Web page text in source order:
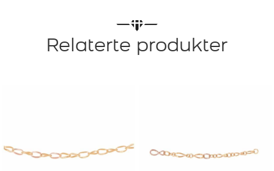
Relaterte produkter